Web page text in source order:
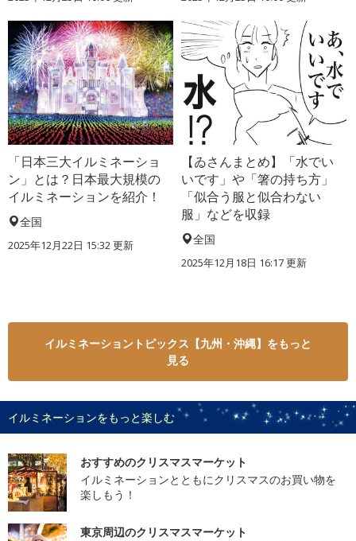
「日本三大イルミネーショ
ン」とは？日本最大規模の
イルミネーションを紹介！
全国
2025年12月22日 15:32 更新
【ゐさんまとめ】「水でい
いです」や「箸の持ち方」
「似合う服と似合わない
服」などを収録
全国
2025年12月18日 16:17 更新
イルミネーショントピックス【九州・沖縄】をもっと
見る
イルミネーションをもっと楽しむ
おすすめのクリスマスマーケット
イルミネーションとともにクリスマスのお買い物を
楽しもう！
東京周辺のクリスマスマーケット